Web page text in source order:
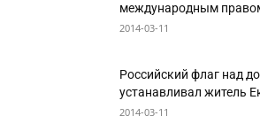
международным
2014-03-11
Российский флаг над
устанавливал житель
2014-03-11